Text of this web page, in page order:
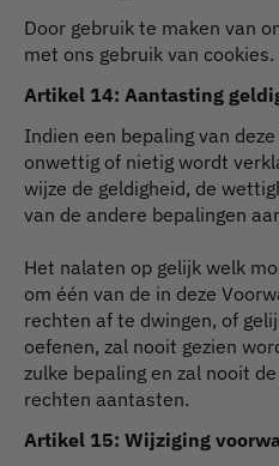
Door gebruik te maken van
met ons gebruik van cookies.
Artikel 14: Aantasting
Indien een bepaling van
onwettig of nietig wordt
wijze de geldigheid, de
van de andere bepalingen
Het nalaten op gelijk welk
om één van de in deze
rechten af te dwingen, of
oefenen, zal nooit gezien
zulke bepaling en zal nooit
rechten aantasten.
Artikel 15: Wijziging